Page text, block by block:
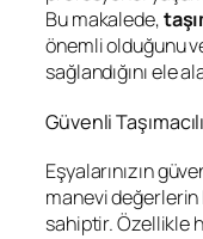
Bu makalede,
önemli olduğunu
sağlandığını ele
Güvenli
Eşyalarınızın
manevi değerlerin
sahiptir. Özellikle